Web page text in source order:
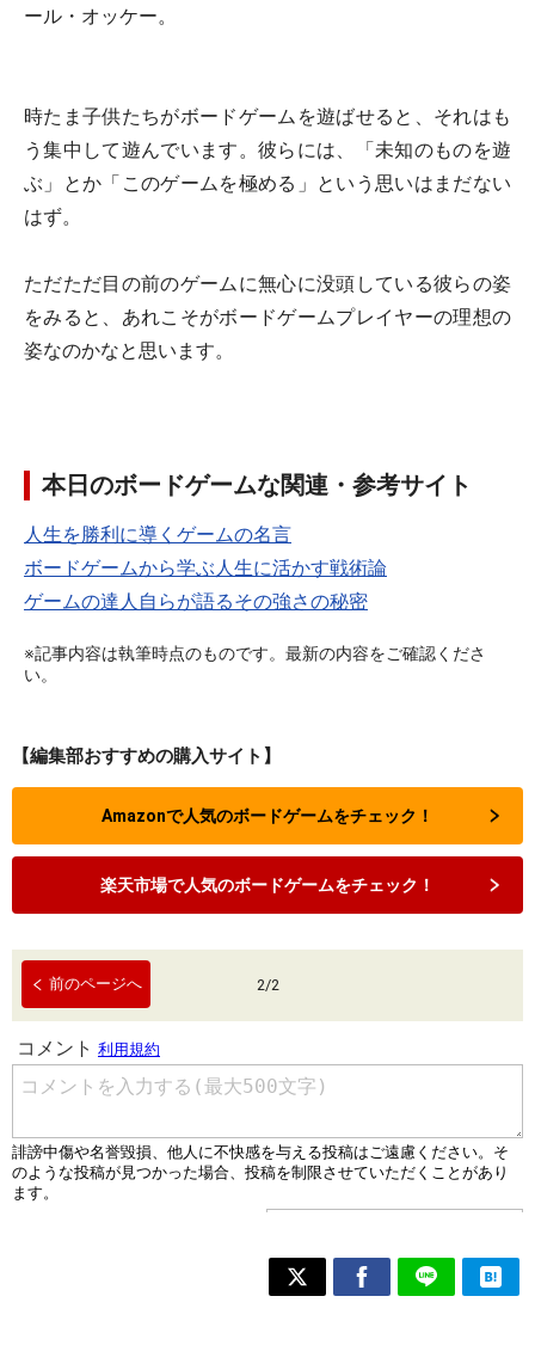
ール・オッケー。
時たま子供たちがボードゲームを遊ばせると、それはも
う集中して遊んでいます。彼らには、「未知のものを遊
ぶ」とか「このゲームを極める」という思いはまだない
はず。
ただただ目の前のゲームに無心に没頭している彼らの姿
をみると、あれこそがボードゲームプレイヤーの理想の
姿なのかなと思います。
本日のボードゲームな関連・参考サイト
人生を勝利に導くゲームの名言
ボードゲームから学ぶ人生に活かす戦術論
ゲームの達人自らが語るその強さの秘密
※記事内容は執筆時点のものです。最新の内容をご確認くださ
い。
【編集部おすすめの購入サイト】
Amazonで人気のボードゲームをチェック！
楽天市場で人気のボードゲームをチェック！
前のページへ 2/2